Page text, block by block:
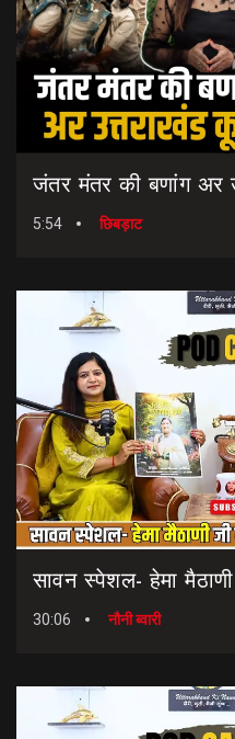
5:54 छिबड़ाट
30:06 नौनी ब्वारी